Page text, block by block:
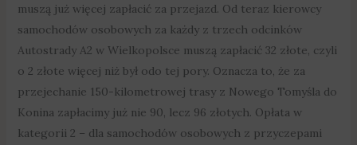
muszą już więcej zapłacić za przejazd. Od teraz kierowcy
samochodów osobowych za każdy z trzech odcinków
Autostrady A2 w Wielkopolsce muszą zapłacić 32 złote, czyli
o 2 złote więcej niż był odo tej pory. Oznacza to, że za
przejechanie 150-kilometrowej trasy z Nowego Tomyśla do
Konina zapłacimy już nie 90, lecz 96 złotych. Opłata w
kategorii 2 – dla samochodów osobowych z przyczepami